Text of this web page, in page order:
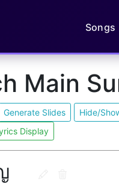
Songs
Main
Generate Slides Hide/
Display